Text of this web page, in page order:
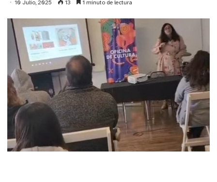
10 Julio, 2025 13 1 minuto de lectura